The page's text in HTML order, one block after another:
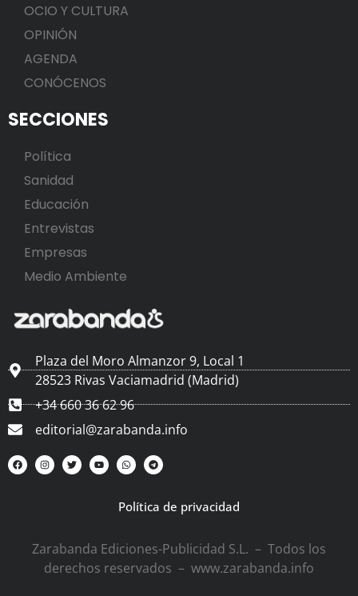
OCIO Y CULTURA
OPINIÓN
AGENDA
CONÓCENOS
SECCIONES
Política
Sanidad
Educación
Entrevistas
Empresas
Medio Ambiente
Plaza del Moro Almanzor 9, Local 1
28523 Rivas Vaciamadrid (Madrid)
+34 660 36 62 96
editorial@zarabanda.info
Política de privacidad
Zarabanda Ediciones-Publicidad S.L. – Todos los
derechos reservados – www.zarabanda.info